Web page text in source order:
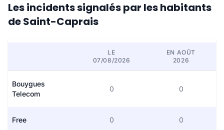
Les incidents signalés par les habitants
de Saint-Caprais
LE
07/08/2026
EN AOÛT
2026
Bouygues
Telecom
0 0
Free 0 0